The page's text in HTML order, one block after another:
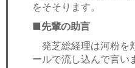
をそそります。
■先輩の助言
発芝総経理は河粉を
ールで流し込んで言い